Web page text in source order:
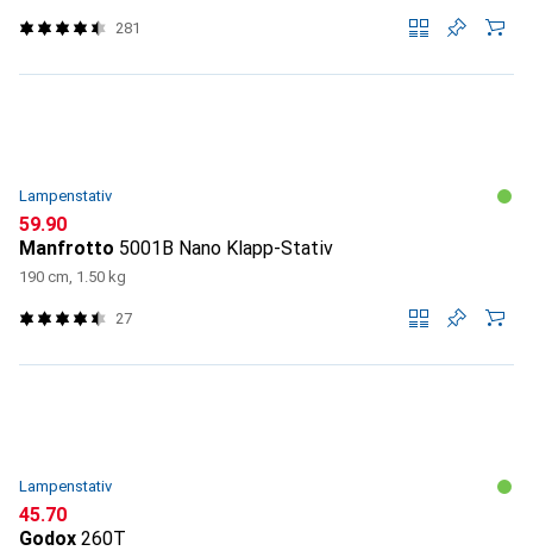
281
Lampenstativ
CHF
59.90
Manfrotto 5001B Nano Klapp-Stativ
190 cm, 1.50 kg
27
Lampenstativ
CHF
45.70
Godox 260T